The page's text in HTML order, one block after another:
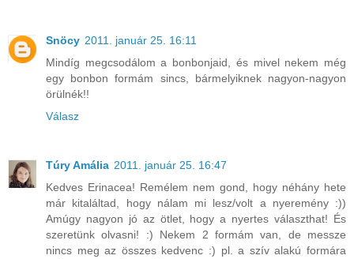
Snöcy 2011. január 25. 16:11
Mindíg megcsodálom a bonbonjaid, és mivel nekem még
egy bonbon formám sincs, bármelyiknek nagyon-nagyon
örülnék!!
Válasz
Túry Amália 2011. január 25. 16:47
Kedves Erinacea! Remélem nem gond, hogy néhány hete
már kitaláltad, hogy nálam mi lesz/volt a nyeremény :))
Amúgy nagyon jó az ötlet, hogy a nyertes választhat! És
szeretünk olvasni! :) Nekem 2 formám van, de messze
nincs meg az összes kedvenc :) pl. a szív alakú formára